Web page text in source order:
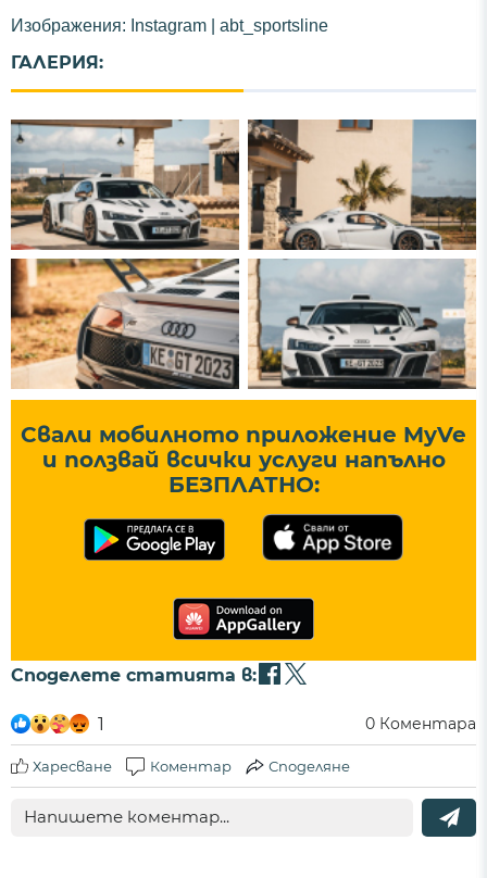
Изображения: Instagram | abt_sportsline
ГАЛЕРИЯ:
Свали мобилното приложение MyVe
и ползвай всички услуги напълно
БЕЗПЛАТНО:
Споделете статията в:
1 0 Коментара
Харесване Коментар Споделяне